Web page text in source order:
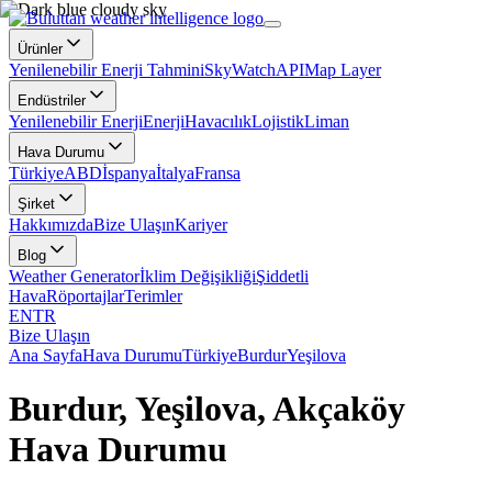
Ürünler
Yenilenebilir Enerji TahminiSkyWatchAPIMap Layer
Endüstriler
Yenilenebilir EnerjiEnerjiHavacılıkLojistikLiman
Hava Durumu
TürkiyeABDİspanyaİtalyaFransa
Şirket
HakkımızdaBize UlaşınKariyer
Blog
Weather Generatorİklim DeğişikliğiŞiddetli
HavaRöportajlarTerimler
ENTR
Bize Ulaşın
Ana SayfaHava DurumuTürkiyeBurdurYeşilova
Burdur, Yeşilova, Akçaköy
Hava Durumu